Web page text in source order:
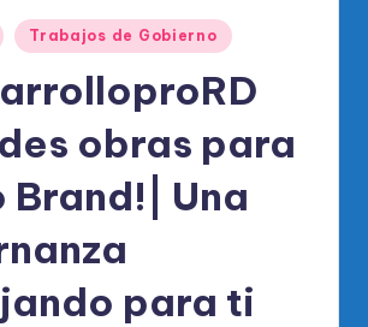
Trabajos de Gobierno
obras para
Brand!| Una
para ti